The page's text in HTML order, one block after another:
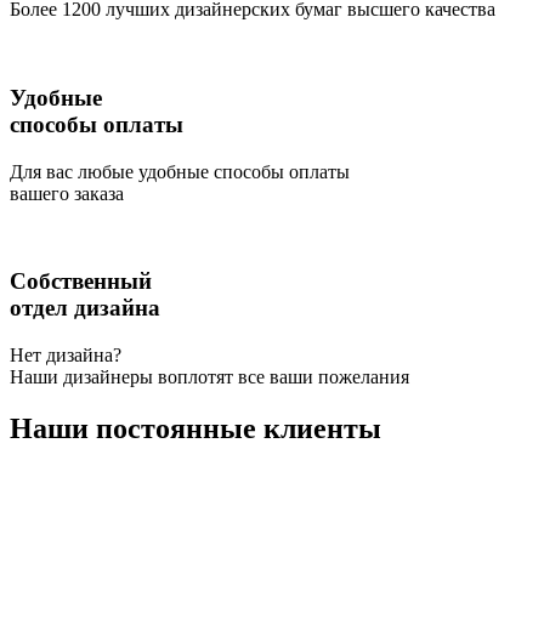
Более 1200 лучших дизайнерских бумаг высшего качества
Удобные
способы оплаты
Для вас любые удобные способы оплаты
вашего заказа
Собственный
отдел дизайна
Нет дизайна?
Наши дизайнеры воплотят все ваши пожелания
Наши постоянные клиенты